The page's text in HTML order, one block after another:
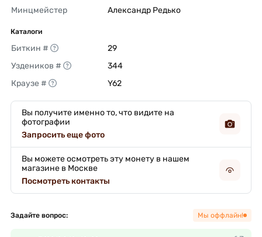
Минцмейстер
Александр Редько
Каталоги
Биткин #
29
Уздеников #
344
Краузе #
Y62
Вы получите именно то, что видите на
фотографии
Запросить еще фото
Вы можете осмотреть эту монету в нашем
магазине в Москве
Посмотреть контакты
Задайте вопрос: Мы оффлайн!